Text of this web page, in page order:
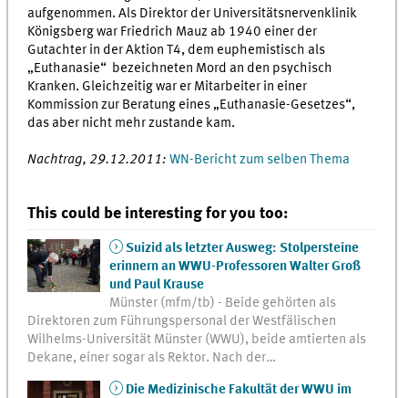
aufgenommen. Als Direktor der Universitätsnervenklinik
Königsberg war Friedrich Mauz ab 1940 einer der
Gutachter in der Aktion T4, dem euphemistisch als
„Euthanasie“ bezeichneten Mord an den psychisch
Kranken. Gleichzeitig war er Mitarbeiter in einer
Kommission zur Beratung eines „Euthanasie-Gesetzes“,
das aber nicht mehr zustande kam.
Nachtrag, 29.12.2011:WN-Bericht zum selben Thema
This could be interesting for you too:
Suizid als letzter Ausweg: Stolpersteine
erinnern an WWU-Professoren Walter Groß
und Paul Krause
Münster (mfm/tb) - Beide gehörten als
Direktoren zum Führungspersonal der Westfälischen
Wilhelms-Universität Münster (WWU), beide amtierten als
Dekane, einer sogar als Rektor. Nach der…
Die Medizinische Fakultät der WWU im